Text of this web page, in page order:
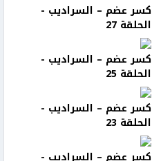
كسر عضم – السراديب -
الحلقة 27
كسر عضم – السراديب -
الحلقة 25
كسر عضم – السراديب -
الحلقة 23